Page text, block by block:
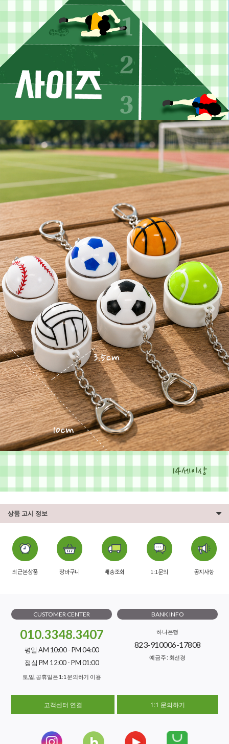
상품 고시 정보
최근본상품 장바구니 배송조회 1:1문의 공지사항
CUSTOMER CENTER
010.3348.3407
평일 AM 10:00 - PM 04:00
점심 PM 12:00 - PM 01:00
토,일, 공휴일은 1:1 문의하기 이용
BANK INFO
하나은행
823-910006-17808
예금주 : 최선경
고객센터 연결 1:1 문의하기